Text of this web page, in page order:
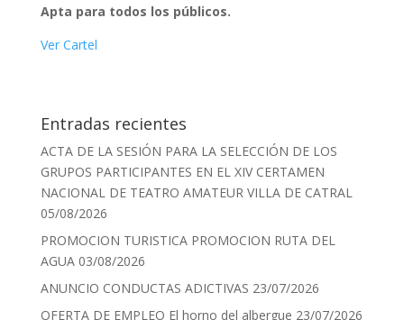
Apta para todos los públicos.
Ver Cartel
Entradas recientes
ACTA DE LA SESIÓN PARA LA SELECCIÓN DE LOS
GRUPOS PARTICIPANTES EN EL XIV CERTAMEN
NACIONAL DE TEATRO AMATEUR VILLA DE CATRAL
05/08/2026
PROMOCION TURISTICA PROMOCION RUTA DEL
AGUA 03/08/2026
ANUNCIO CONDUCTAS ADICTIVAS 23/07/2026
OFERTA DE EMPLEO El horno del albergue 23/07/2026